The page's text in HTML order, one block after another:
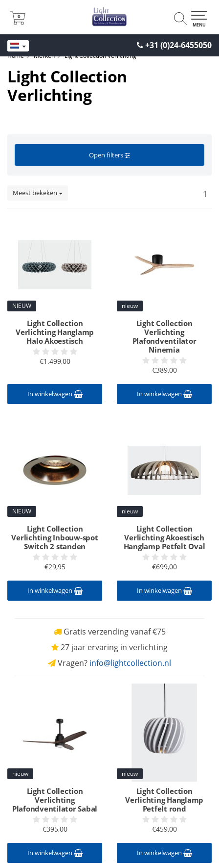
+31 (0)24-6455050
0
0
MENU
Home Merken Light Collection Verlichting
Light Collection
Verlichting
Open filters
Meest bekeken 1
NIEUW
Light Collection
Verlichting Hanglamp
Halo Akoestisch
€1.499,00
In winkelwagen
nieuw
Light Collection
Verlichting
Plafondventilator
Ninemia
€389,00
In winkelwagen
NIEUW
Light Collection
Verlichting Inbouw-spot
Switch 2 standen
€29,95
In winkelwagen
nieuw
Light Collection
Verlichting Akoestisch
Hanglamp Petfelt Oval
€699,00
In winkelwagen
Gratis verzending vanaf €75
27 jaar ervaring in verlichting
Vragen? info@lightcollection.nl
nieuw
Light Collection
Verlichting
Plafondventilator Sabal
€395,00
In winkelwagen
nieuw
Light Collection
Verlichting Hanglamp
Petfelt rond
€459,00
In winkelwagen